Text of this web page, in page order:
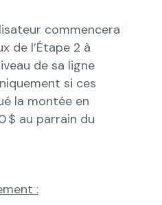
commencera
de l’Étape 2 à
de sa ligne
si ces
la montée en
$ au parrain du
: